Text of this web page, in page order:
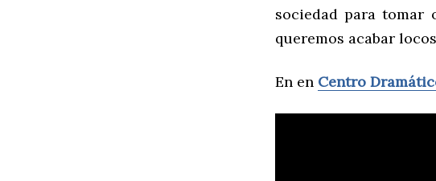
sociedad para tomar
queremos acabar
En en Centro